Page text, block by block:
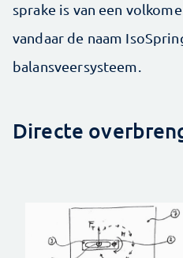
sprake is van een
vandaar de naam
balansveersysteem.
Directe